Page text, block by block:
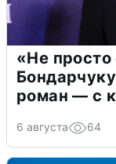
«Не
роман — с
6 августа 64